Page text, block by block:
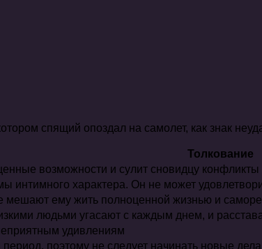
спящий опоздал на самолет, как знак
Толкование
возможности и сулит сновидцу
интимного характера. Он не может
мешают ему жить полноценной жизнью и
людьми угасают с каждым днем, и
удивлениям
поэтому не следует начинать новые